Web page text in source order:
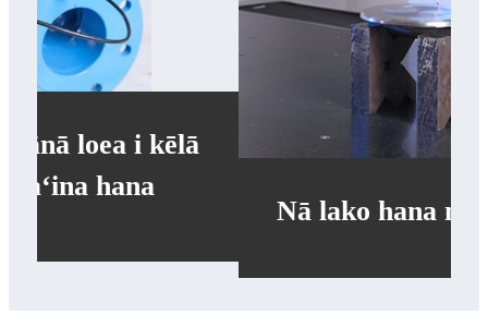
Nā lako hana nānā holomua